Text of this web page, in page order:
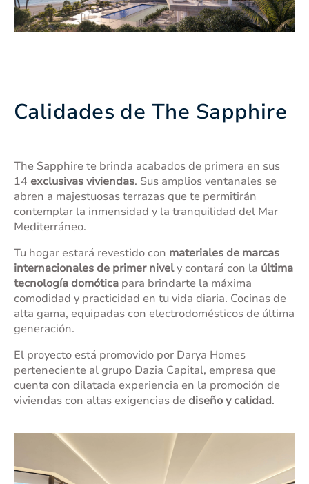
Calidades de The Sapphire
The Sapphire te brinda acabados de primera en sus
14 exclusivas viviendas. Sus amplios ventanales se
abren a majestuosas terrazas que te permitirán
contemplar la inmensidad y la tranquilidad del Mar
Mediterráneo.
Tu hogar estará revestido con materiales de marcas
internacionales de primer nively contará con la última
tecnología domótica para brindarte la máxima
comodidad y practicidad en tu vida diaria. Cocinas de
alta gama, equipadas con electrodomésticos de última
generación.
El proyecto está promovido por Darya Homes
perteneciente al grupo Dazia Capital, empresa que
cuenta con dilatada experiencia en la promoción de
viviendas con altas exigencias de diseño y calidad.